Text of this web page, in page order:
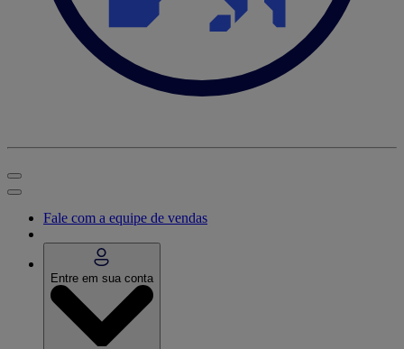
Fale com a equipe de vendas
Entre em sua conta